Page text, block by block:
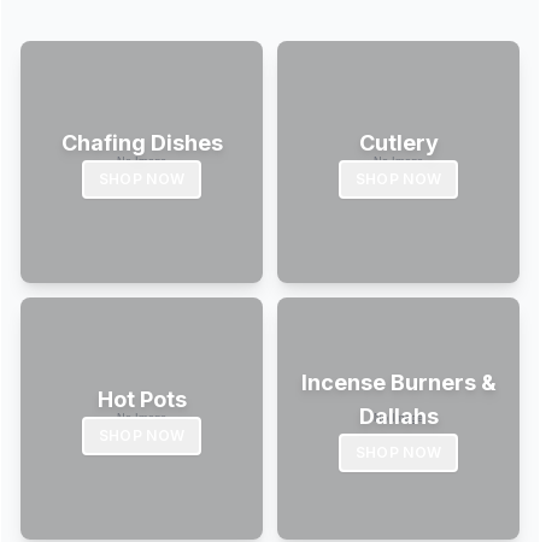
Chafing Dishes Cutlery
Hot Pots
Incense Burners &
Dallahs